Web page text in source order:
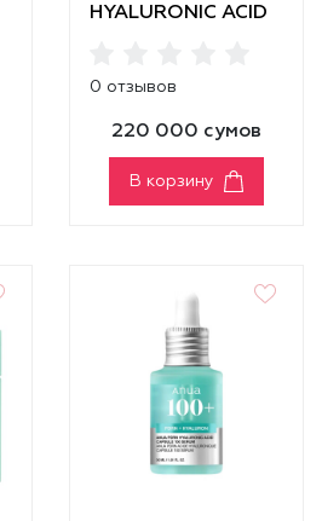
HYALURONIC ACID
0 отзывов
220 000 сумов
В корзину